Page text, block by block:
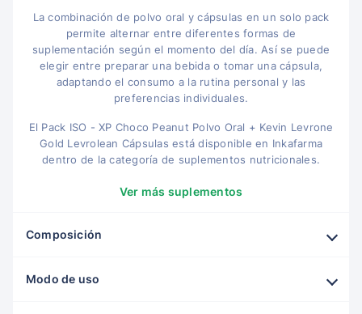
La combinación de polvo oral y cápsulas en un solo pack
permite alternar entre diferentes formas de
suplementación según el momento del día. Así se puede
elegir entre preparar una bebida o tomar una cápsula,
adaptando el consumo a la rutina personal y las
preferencias individuales.
El Pack ISO - XP Choco Peanut Polvo Oral + Kevin Levrone
Gold Levrolean Cápsulas está disponible en Inkafarma
dentro de la categoría de suplementos nutricionales.
Ver más suplementos
Composición
Modo de uso